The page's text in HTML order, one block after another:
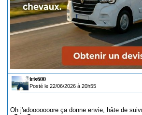
iris600
Posté le 22/06/2026 à 20h55
Oh j'adooooooore ça donne envie, hâte de